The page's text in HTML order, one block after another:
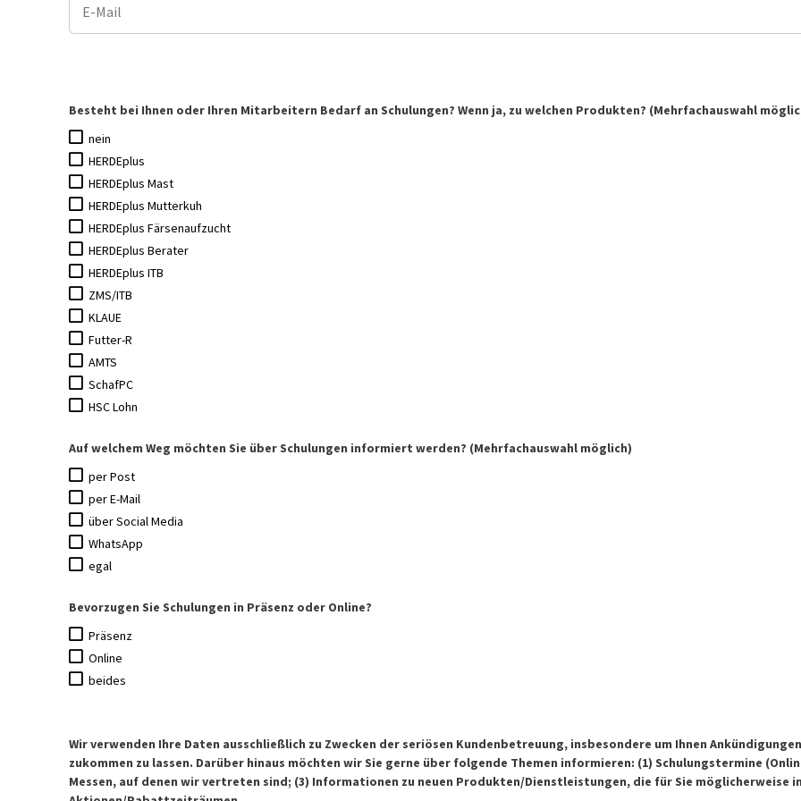
Besteht bei Ihnen oder Ihren Mitarbeitern Bedarf an Schulungen? Wenn ja, zu welchen Produkten? (Mehrfachauswahl
nein
HERDEplus
HERDEplus Mast
HERDEplus Mutterkuh
HERDEplus Färsenaufzucht
HERDEplus Berater
HERDEplus ITB
ZMS/ITB
KLAUE
Futter-R
AMTS
SchafPC
HSC Lohn
Auf welchem Weg möchten Sie über Schulungen informiert werden? (Mehrfachauswahl möglich)
per Post
per E-Mail
über Social Media
WhatsApp
egal
Bevorzugen Sie Schulungen in Präsenz oder Online?
Präsenz
Online
beides
Wir verwenden Ihre Daten ausschließlich zu Zwecken der seriösen Kundenbetreuung, insbesondere um Ihnen
zukommen zu lassen. Darüber hinaus möchten wir Sie gerne über folgende Themen informieren: (1) Schulungstermine
Messen, auf denen wir vertreten sind; (3) Informationen zu neuen Produkten/Dienstleistungen, die für Sie möglicherweise